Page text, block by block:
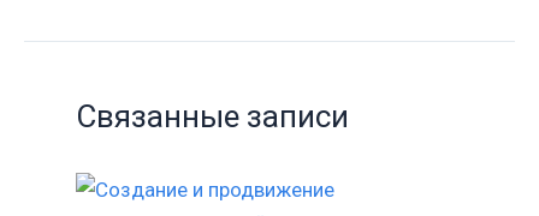
Связанные записи